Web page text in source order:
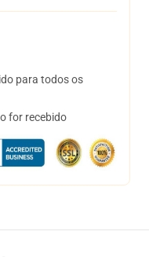
para todos os
for recebido